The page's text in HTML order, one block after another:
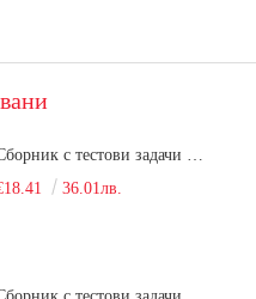
36.01лв.